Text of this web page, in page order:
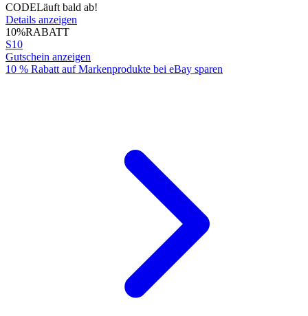
CODELäuft bald ab!
Details anzeigen
10%RABATT
S10
Gutschein anzeigen
10 % Rabatt auf Markenprodukte bei eBay sparen